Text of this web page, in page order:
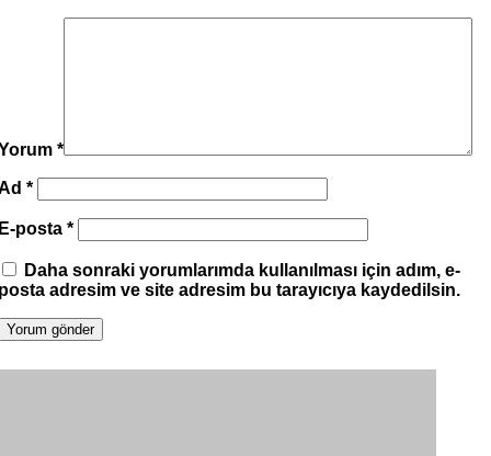
*
*
posta *
Daha sonraki yorumlarımda kullanılması için adım, e-
adresim ve site adresim bu tarayıcıya kaydedilsin.